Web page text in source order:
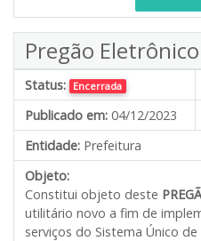
Pregão
Status: Encerrada
Publicado em: 04/12/2023
Entidade: Prefeitura
Objeto:
Constitui objeto deste
utilitário novo a fim de
serviços do Sistema Único de